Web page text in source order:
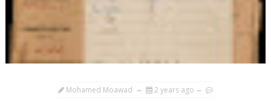
Mohamed Moawad 2 years ago